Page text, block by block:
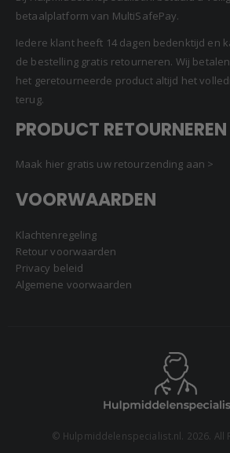
betaalplatform van MultiSafePay.
Iedere klant heeft 14 dagen bedenktijd en
de bestelling gratis retourneren. Wij
het geretourneerde product altijd het
terug.
PRODUCT RETOURNEREN
Maak hier gratis uw retourzending aan >
VOORWAARDEN
Klachtenregeling
Retour voorwaarden
Privacy beleid
Algemene voorwaarden
© Hulpmiddelenspecialist.nl. 2026. All